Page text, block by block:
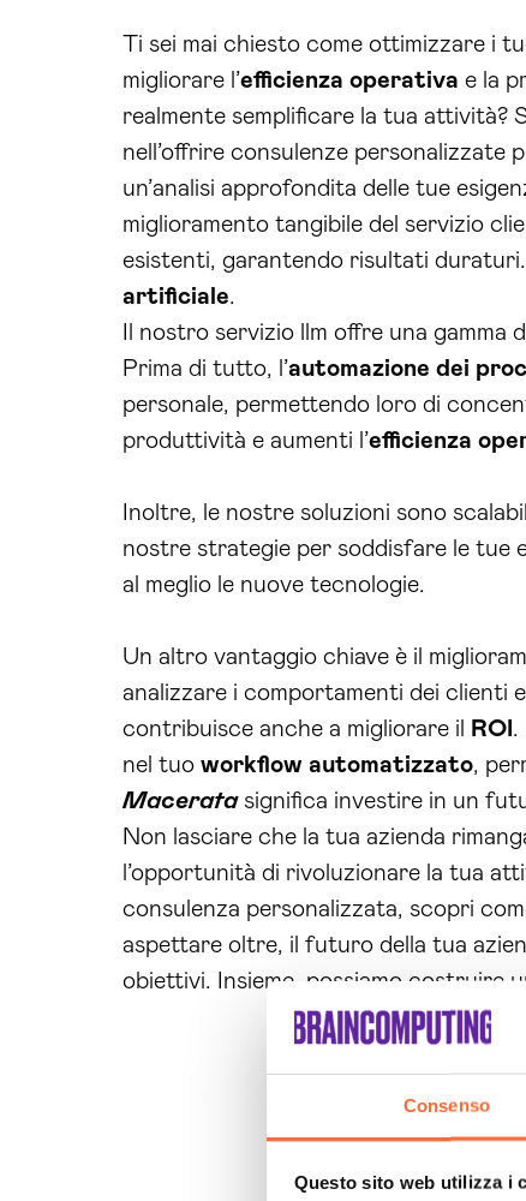
Consenso
Questo sito web utilizza i
Ti sei mai chiesto come ottimizzare i
migliorare l’efficienza operativa e la
realmente semplificare la tua attività?
nell’offrire consulenze personalizzate
un’analisi approfondita delle tue
miglioramento tangibile del servizio
esistenti, garantendo risultati
artificiale.
Il nostro servizio llm offre una
Prima di tutto, l’automazione dei
personale, permettendo loro di
produttività e aumenti l’efficienza
Inoltre, le nostre soluzioni sono
nostre strategie per soddisfare le tue
al meglio le nuove tecnologie.
Un altro vantaggio chiave è il
analizzare i comportamenti dei clienti
contribuisce anche a migliorare il
ROI .
nel tuo workflow automatizzato,
Maceratasignifica investire in un
Non lasciare che la tua azienda
l’opportunità di rivoluzionare la tua
consulenza personalizzata, scopri
aspettare oltre, il futuro della tua
obiettivi. Insieme, possiamo costruire